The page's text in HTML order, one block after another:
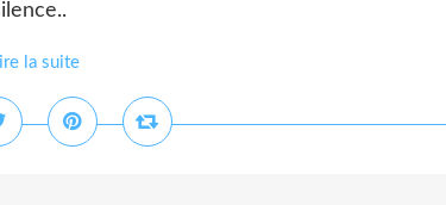
la suite